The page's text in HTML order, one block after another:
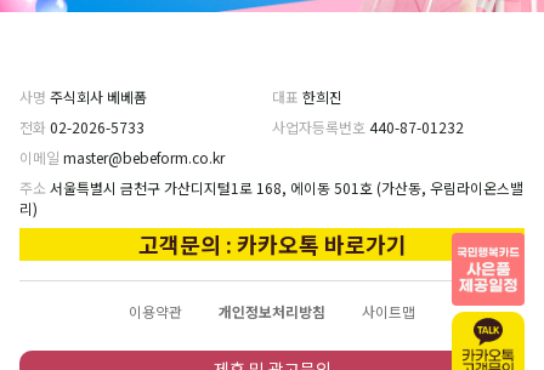
사명 주식회사 베베폼 대표 한희진
전화 02-2026-5733 사업자등록번호 440-87-01232
이메일 master@bebeform.co.kr
주소 서울특별시 금천구 가산디지털1로 168, 에이동 501호 (가산동, 우림라이온스밸
리)
고객문의 : 카카오톡 바로가기
이용약관 개인정보처리방침 사이트맵